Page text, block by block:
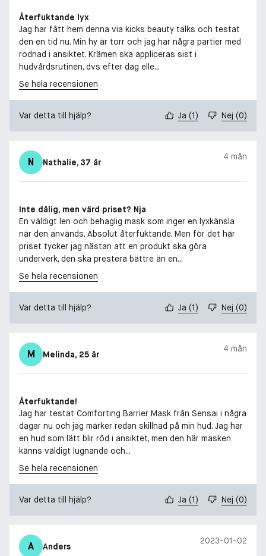
Återfuktande lyx
Jag har fått hem denna via kicks beauty talks och testat
den en tid nu. Min hy är torr och jag har några partier med
rodnad i ansiktet. Krämen ska appliceras sist i
hudvårdsrutinen, dvs efter dag elle...
Se hela recensionen
Var detta till hjälp? Ja (1) Nej (0)
N Nathalie, 37 år
4 mån
Inte dålig, men värd priset? Nja
En väldigt len och behaglig mask som inger en lyxkänsla
när den används. Absolut återfuktande. Men för det här
priset tycker jag nästan att en produkt ska göra
underverk, den ska prestera bättre än en...
Se hela recensionen
Var detta till hjälp? Ja (1) Nej (0)
M Melinda, 25 år
4 mån
Återfuktande!
Jag har testat Comforting Barrier Mask från Sensai i några
dagar nu och jag märker redan skillnad på min hud. Jag har
en hud som lätt blir röd i ansiktet, men den här masken
känns väldigt lugnande och...
Se hela recensionen
Var detta till hjälp? Ja (1) Nej (0)
A Anders
2023-01-02